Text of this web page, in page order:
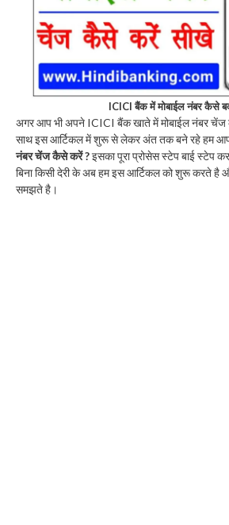
ICICI बैंक में मोबाईल नंबर कैसे
अगर आप भी अपने ICICI बैंक खाते में मोबाईल नंबर चेंज
साथ इस आर्टिकल में शुरू से लेकर अंत तक बने रहे हम
नंबर चेंज कैसे करें ?इसका पूरा प्रोसेस स्टेप बाई स्टेप
बिना किसी देरी के अब हम इस आर्टिकल को शुरू करते है
समझते है।